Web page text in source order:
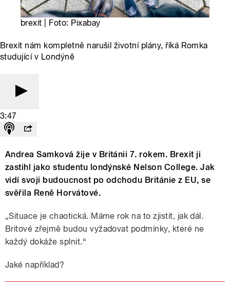
brexit | Foto: Pixabay
Brexit nám kompletně narušil životní plány, říká Romka
studující v Londýně
3:47
Andrea Samková žije v Británii 7. rokem. Brexit ji
zastihl jako studentu londýnské Nelson College. Jak
vidí svoji budoucnost po odchodu Británie z EU, se
svěřila Reně Horvátové.
„Situace je chaotická. Máme rok na to zjistit, jak dál.
Britové zřejmě budou vyžadovat podmínky, které ne
každý dokáže splnit.“
Jaké například?